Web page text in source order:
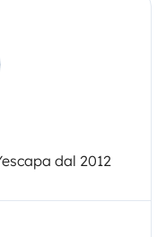
dal 2012